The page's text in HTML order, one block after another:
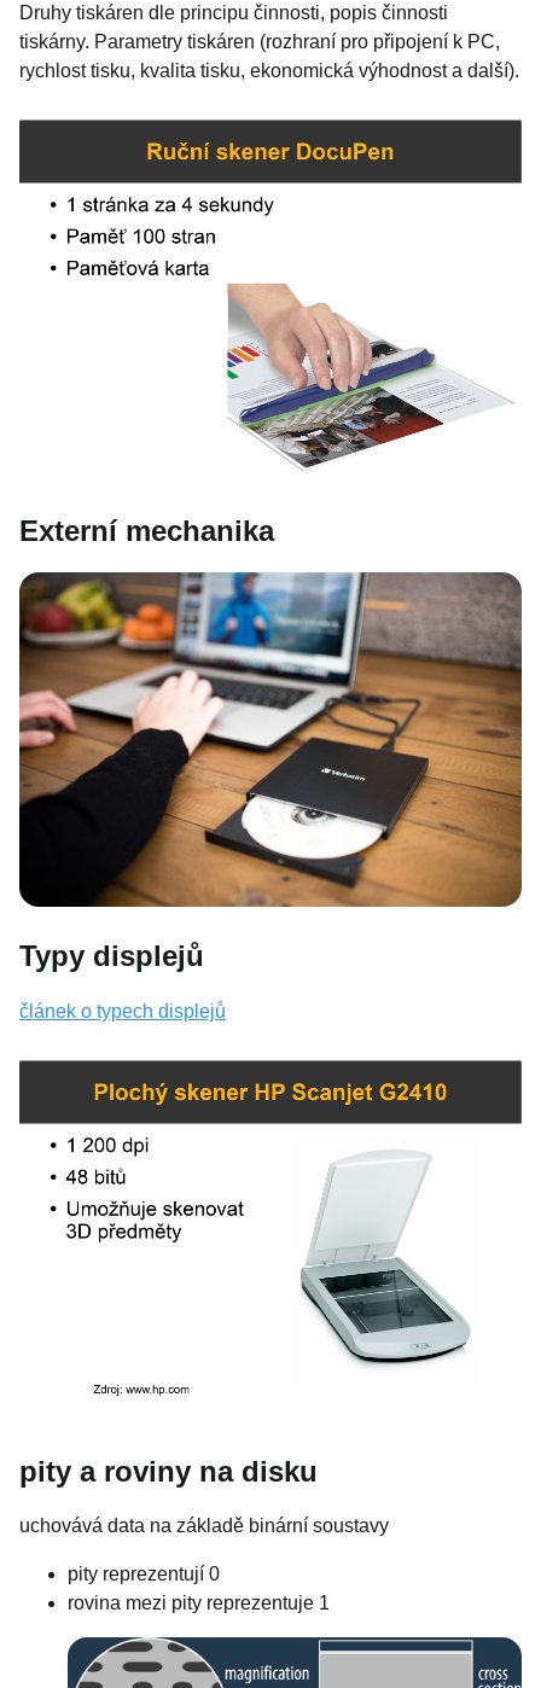
Druhy tiskáren dle principu činnosti, popis činnosti
tiskárny. Parametry tiskáren (rozhraní pro připojení k PC,
rychlost tisku, kvalita tisku, ekonomická výhodnost a další).
Externí mechanika
Typy displejů
článek o typech displejů
pity a roviny na disku
uchovává data na základě binární soustavy
pity reprezentují 0
rovina mezi pity reprezentuje 1